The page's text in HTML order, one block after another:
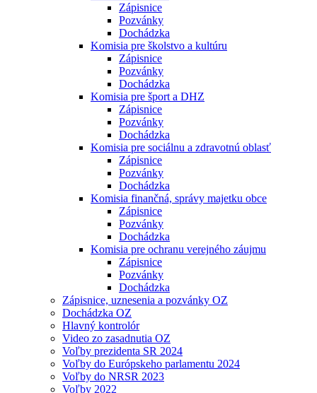
Zápisnice
Pozvánky
Dochádzka
Komisia pre školstvo a kultúru
Zápisnice
Pozvánky
Dochádzka
Komisia pre šport a DHZ
Zápisnice
Pozvánky
Dochádzka
Komisia pre sociálnu a zdravotnú oblasť
Zápisnice
Pozvánky
Dochádzka
Komisia finančná, správy majetku obce
Zápisnice
Pozvánky
Dochádzka
Komisia pre ochranu verejného záujmu
Zápisnice
Pozvánky
Dochádzka
Zápisnice, uznesenia a pozvánky OZ
Dochádzka OZ
Hlavný kontrolór
Video zo zasadnutia OZ
Voľby prezidenta SR 2024
Voľby do Európskeho parlamentu 2024
Voľby do NRSR 2023
Voľby 2022